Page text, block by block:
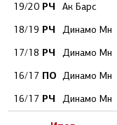
19/20 РЧ Ак Барс
18/19 РЧ Динамо Мн
17/18 РЧ Динамо Мн
16/17 ПО Динамо Мн
16/17 РЧ Динамо Мн